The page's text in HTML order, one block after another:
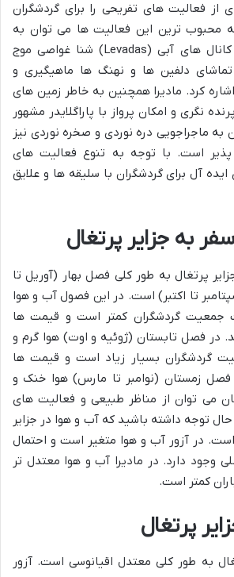
از فعالیت های تفریحی را برای گردشگران
محبوب ترین این فعالیت ها می توان به
پیاده روی در امتداد کانال های آبی (Levadas) شنا غواصی موج
دلفین ها و نهنگ ها ماهیگیری و
کرد. مادیرا همچنین به خاطر زمین های
نگری و امکان پرواز با پاراگلایدر مشهور
به ماجراجویی دره نوردی و صخره نوردی نیز
پذیر است. با توجه به تنوع فعالیت های
آل برای گردشگران با سلیقه ها و علایق
به جزایر پرتغال
پرتغال به طور کلی فصل بهار (آوریل تا
تا اکتبر) است. در این فصول آب و هوا
جمعیت گردشگران کمتر است و قیمت ها
در فصل تابستان (ژوئیه و اوت) هوا گرم و
گردشگران بسیار زیاد است و قیمت ها
فصل زمستان (نوامبر تا مارس) هوا خنک و
می توان از مناظر طبیعی و فعالیت های
توجه داشته باشید که آب و هوا در جزایر
است. در آزور آب و هوا متغیر است و احتمال
وجود دارد. در مادیرا آب و هوا معتدل تر
کمتر است.
پرتغال
به طور کلی معتدل اقیانوسی است. آزور